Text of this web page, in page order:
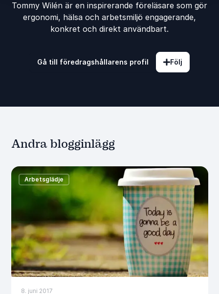
Tommy Wilén är en inspirerande föreläsare som gör
ergonomi, hälsa och arbetsmiljö engagerande,
konkret och direkt användbart.
Gå till föredragshållarens profil Följ
Andra blogginlägg
8. juni 2017
Arbetsglädje